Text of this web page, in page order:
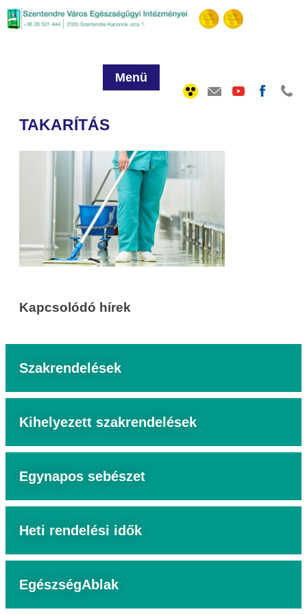
Menü
TAKARÍTÁS
Kapcsolódó hírek
Szakrendelések
Kihelyezett szakrendelések
Egynapos sebészet
Heti rendelési idők
EgészségAblak